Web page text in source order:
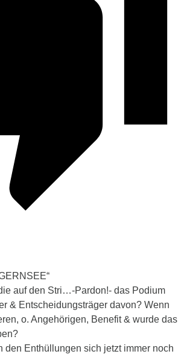
auf den Stri…-Pardon!- das Podium
& Entscheidungsträger davon? Wenn
o. Angehörigen, Benefit & wurde das
den Enthüllungen sich jetzt immer noch